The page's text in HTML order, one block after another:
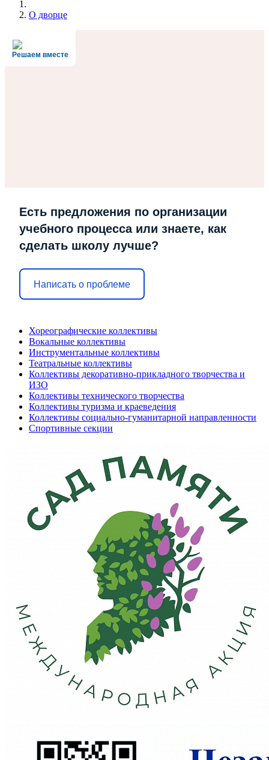
О дворце
Решаем вместе
Есть предложения по организации
учебного процесса или знаете, как
сделать школу лучше?
Написать о проблеме
Хореографические коллективы
Вокальные коллективы
Инструментальные коллективы
Театральные коллективы
Коллективы декоративно-прикладного творчества и
ИЗО
Коллективы технического творчества
Коллективы туризма и краеведения
Коллективы социально-гуманитарной направленности
Спортивные секции